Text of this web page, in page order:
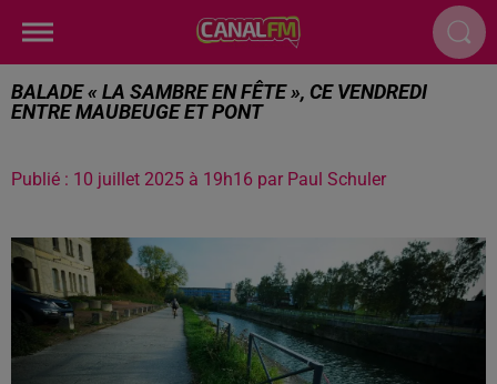
BALADE « LA SAMBRE EN FÊTE », CE VENDREDI
ENTRE MAUBEUGE ET PONT
Publié : 10 juillet 2025 à 19h16 par Paul Schuler